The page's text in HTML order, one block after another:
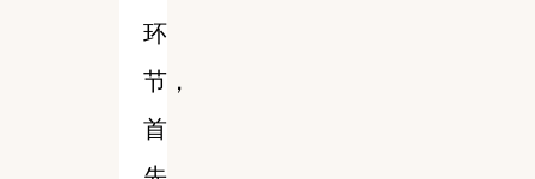
环
节，
首